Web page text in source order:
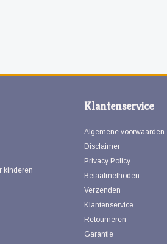
kinderen
Klantenservice
Algemene voorwaarden
Disclaimer
Privacy Policy
Betaalmethoden
Verzenden
Klantenservice
Retourneren
Garantie